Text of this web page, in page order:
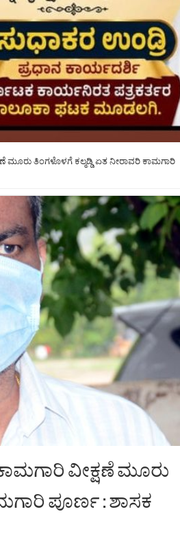
ಮೂರು ತಿಂಗಳೊಳಗೆ ಕಲ್ಮಡ್ಡಿ ಏತ ನೀರಾವರಿ ಕಾಮಗಾರಿ
ವೀಕ್ಷಣೆ ಮೂರು
ಪೂರ್ಣ : ಶಾಸಕ